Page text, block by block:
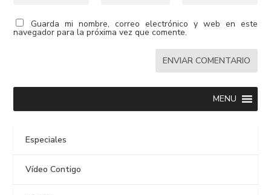
Guarda mi nombre, correo electrónico y web en este
navegador para la próxima vez que comente.
MENU
Especiales
Vídeo Contigo